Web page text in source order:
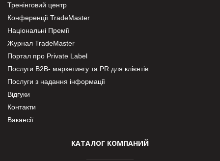
Тренінговий центр
Конференції TradeMaster
Національні Премії
Журнал TradeMaster
Портал про Private Label
Послуги В2В- маркетингу та PR для клієнтів
Послуги з надання інформації
Відгуки
Контакти
Вакансії
КАТАЛОГ КОМПАНИЙ